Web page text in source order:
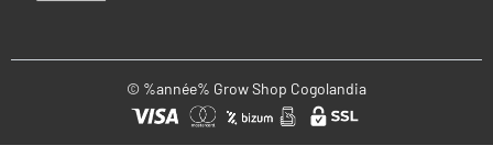
© %année% Grow Shop Cogolandia